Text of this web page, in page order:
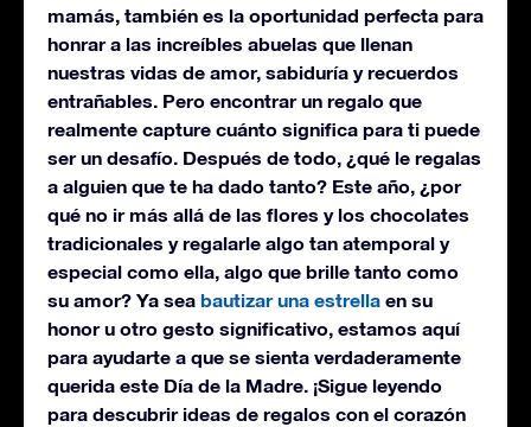
mamás, también es la oportunidad perfecta para
honrar a las increíbles abuelas que llenan
nuestras vidas de amor, sabiduría y recuerdos
entrañables. Pero encontrar un regalo que
realmente capture cuánto significa para ti puede
ser un desafío. Después de todo, ¿qué le regalas
a alguien que te ha dado tanto? Este año, ¿por
qué no ir más allá de las flores y los chocolates
tradicionales y regalarle algo tan atemporal y
especial como ella, algo que brille tanto como
su amor? Ya sea bautizar una estrella en su
honor u otro gesto significativo, estamos aquí
para ayudarte a que se sienta verdaderamente
querida este Día de la Madre. ¡Sigue leyendo
para descubrir ideas de regalos con el corazón